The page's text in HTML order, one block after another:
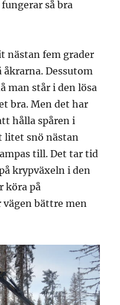
så bra
nästan fem grader
åkrarna. Dessutom
man står i den lösa
bra. Men det har
hålla spåren i
litet snö nästan
till. Det tar tid
krypväxeln i den
köra på
bättre men